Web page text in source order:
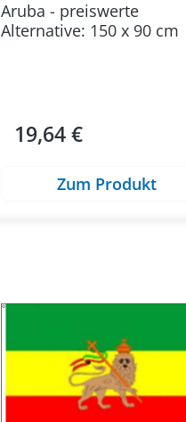
Aruba - preiswerte
Alternative: 150 x 90 cm
Regulärer Preis:
19,64 €
Zum Produkt